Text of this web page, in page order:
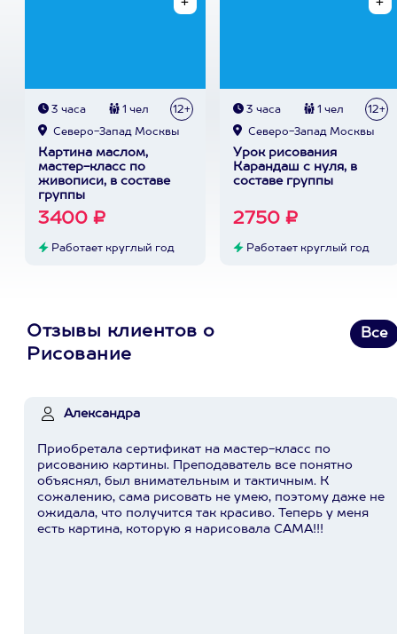
3 часа 1 чел 12+
Северо-Запад Москвы
Картина маслом,
мастер-класс по
живописи, в составе
группы
3400 ₽
Работает круглый год
3 часа 1 чел 12+
Северо-Запад Москвы
Урок рисования
Карандаш с нуля, в
составе группы
2750 ₽
Работает круглый год
Отзывы клиентов о
Рисование
Все
Александра
Приобретала сертификат на мастер-класс по
рисованию картины. Преподаватель все понятно
объяснял, был внимательным и тактичным. К
сожалению, сама рисовать не умею, поэтому даже не
ожидала, что получится так красиво. Теперь у меня
есть картина, которую я нарисовала САМА!!!